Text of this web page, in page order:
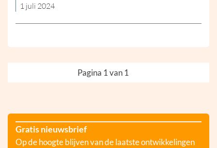
1 juli 2024
Pagina 1 van 1
Gratis nieuwsbrief
Op de hoogte blijven van de laatste ontwikkelingen